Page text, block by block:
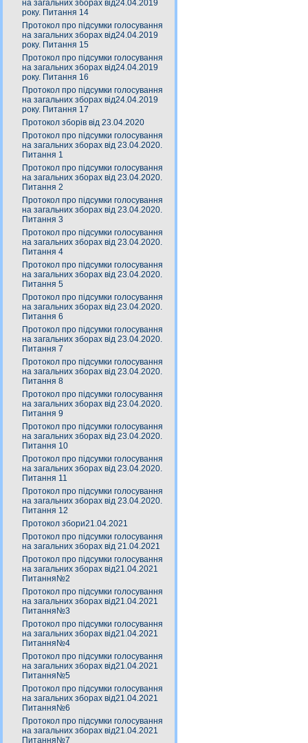
на загальних зборах від24.04.2019
року. Питання 14
Протокол про підсумки голосування
на загальних зборах від24.04.2019
року. Питання 15
Протокол про підсумки голосування
на загальних зборах від24.04.2019
року. Питання 16
Протокол про підсумки голосування
на загальних зборах від24.04.2019
року. Питання 17
Протокол зборів від 23.04.2020
Протокол про підсумки голосування
на загальних зборах від 23.04.2020.
Питання 1
Протокол про підсумки голосування
на загальних зборах від 23.04.2020.
Питання 2
Протокол про підсумки голосування
на загальних зборах від 23.04.2020.
Питання 3
Протокол про підсумки голосування
на загальних зборах від 23.04.2020.
Питання 4
Протокол про підсумки голосування
на загальних зборах від 23.04.2020.
Питання 5
Протокол про підсумки голосування
на загальних зборах від 23.04.2020.
Питання 6
Протокол про підсумки голосування
на загальних зборах від 23.04.2020.
Питання 7
Протокол про підсумки голосування
на загальних зборах від 23.04.2020.
Питання 8
Протокол про підсумки голосування
на загальних зборах від 23.04.2020.
Питання 9
Протокол про підсумки голосування
на загальних зборах від 23.04.2020.
Питання 10
Протокол про підсумки голосування
на загальних зборах від 23.04.2020.
Питання 11
Протокол про підсумки голосування
на загальних зборах від 23.04.2020.
Питання 12
Протокол збори21.04.2021
Протокол про підсумки голосування
на загальних зборах від 21.04.2021
Протокол про підсумки голосування
на загальних зборах від21.04.2021
Питання№2
Протокол про підсумки голосування
на загальних зборах від21.04.2021
Питання№3
Протокол про підсумки голосування
на загальних зборах від21.04.2021
Питання№4
Протокол про підсумки голосування
на загальних зборах від21.04.2021
Питання№5
Протокол про підсумки голосування
на загальних зборах від21.04.2021
Питання№6
Протокол про підсумки голосування
на загальних зборах від21.04.2021
Питання№7